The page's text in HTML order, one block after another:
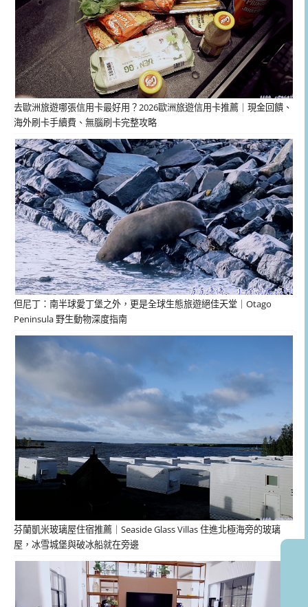
去歐洲旅遊哪張信用卡最好用？2026歐洲旅遊信用卡推薦｜現金回饋、
海外刷卡手續費、無腦刷卡完整攻略
但尼丁：南半球愛丁堡之外，更是全球生態旅遊絕佳天堂｜Otago
Peninsula 野生動物深度指南
芬蘭凱米玻璃屋住宿推薦｜Seaside Glass Villas 住進北極海旁的玻璃
屋，冰雪城堡與破冰船就在旁邊